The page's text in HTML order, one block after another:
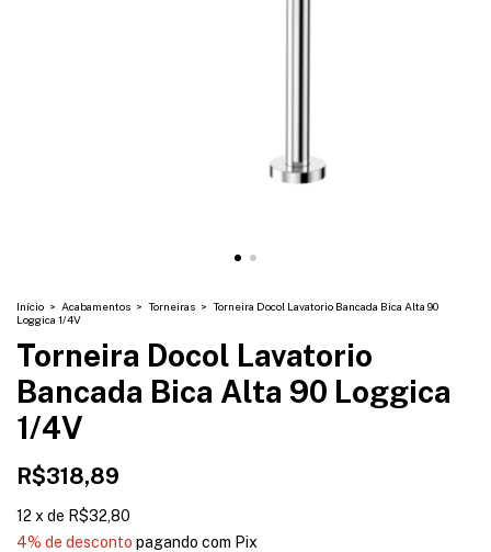
Início > Acabamentos > Torneiras > Torneira Docol Lavatorio Bancada Bica Alta 90
Loggica 1/4V
Torneira Docol Lavatorio
Bancada Bica Alta 90 Loggica
1/4V
R$318,89
12 x de R$32,80
4% de desconto pagando com Pix